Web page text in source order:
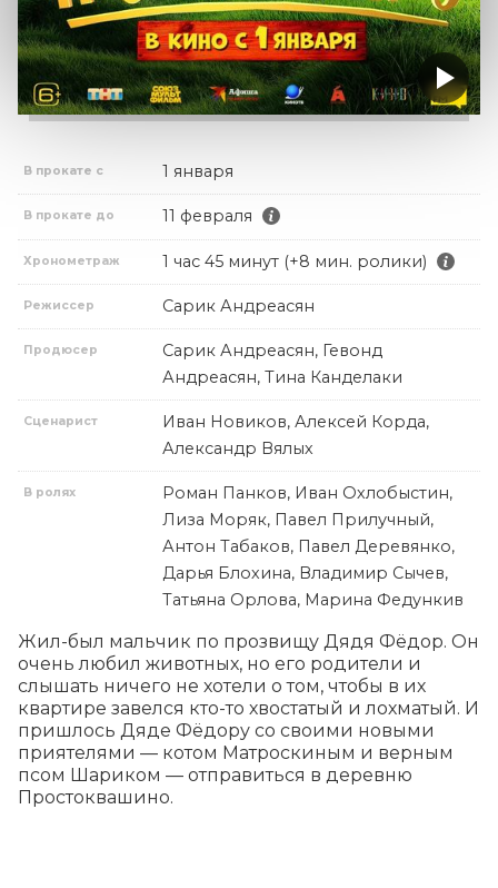
В прокате с 1 января
В прокате до 11 февраля
Хронометраж 1 час 45 минут (+8 мин. ролики)
Режиссер Сарик Андреасян
Продюсер
Сарик Андреасян, Гевонд
Андреасян, Тина Канделаки
Сценарист
Иван Новиков, Алексей Корда,
Александр Вялых
В ролях
Роман Панков, Иван Охлобыстин,
Лиза Моряк, Павел Прилучный,
Антон Табаков, Павел Деревянко,
Дарья Блохина, Владимир Сычев,
Татьяна Орлова, Марина Федункив
Жил-был мальчик по прозвищу Дядя Фёдор. Он
очень любил животных, но его родители и
слышать ничего не хотели о том, чтобы в их
квартире завелся кто-то хвостатый и лохматый. И
пришлось Дяде Фёдору со своими новыми
приятелями — котом Матроскиным и верным
псом Шариком — отправиться в деревню
Простоквашино.